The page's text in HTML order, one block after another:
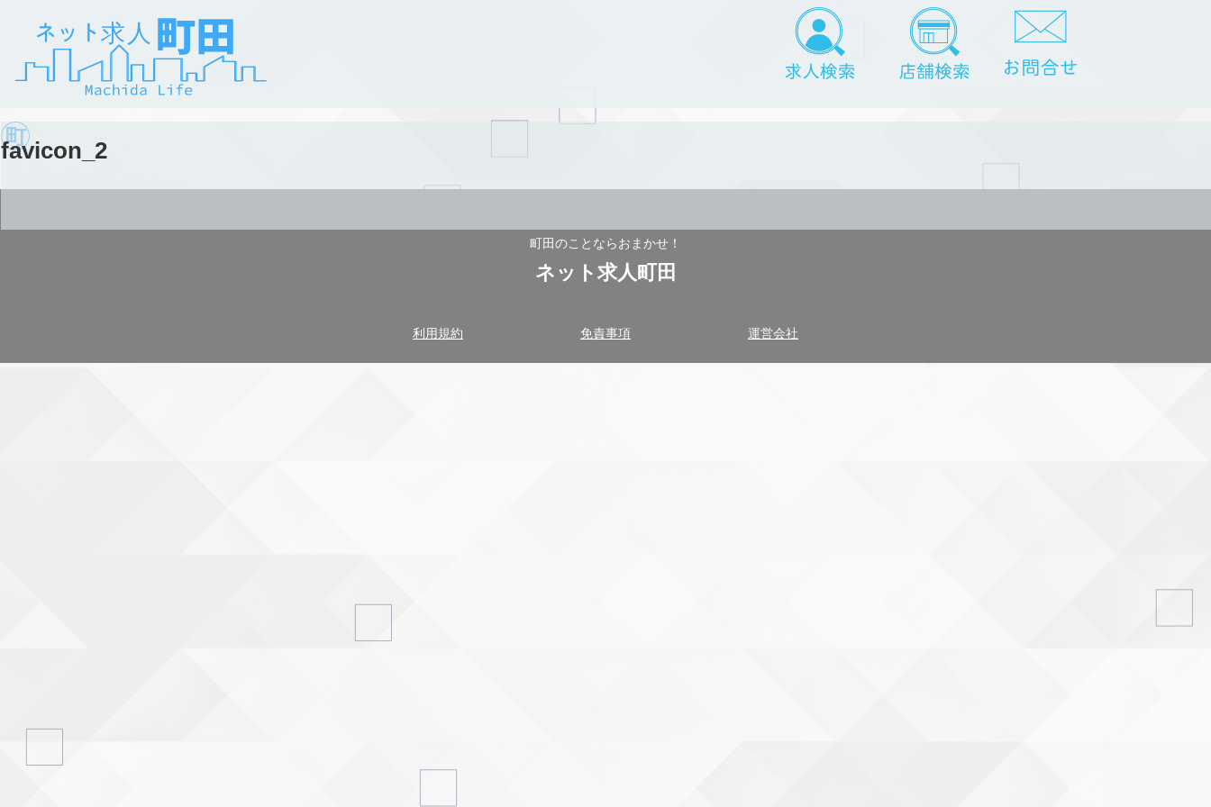
favicon_2
町田のことならおまかせ！
ネット求人町田
利用規約 免責事項 運営会社